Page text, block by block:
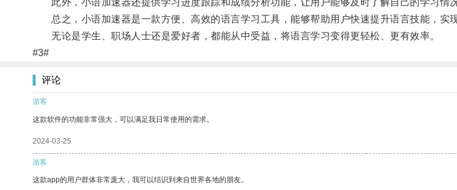
此外，小语加速器还提供学习进度跟踪和成绩分析功能，让用户能够及时了解自己的学习情
总之，小语加速器是一款方便、高效的语言学习工具，能够帮助用户快速提升语言技能，实
无论是学生、职场人士还是爱好者，都能从中受益，将语言学习变得更轻松、更有效率。
#3#
评论
游客
这款软件的功能非常强大，可以满足我日常使用的需求。
2024-03-25
游客
这款app的用户群体非常庞大，我可以结识到来自世界各地的朋友。